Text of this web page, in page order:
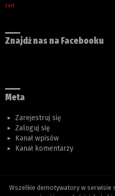
żart
Znajdź nas na Facebooku
Meta
Zarejestruj się
Zaloguj się
Kanał wpisów
Kanał komentarzy
Wszelkie demotywatory w serwisie